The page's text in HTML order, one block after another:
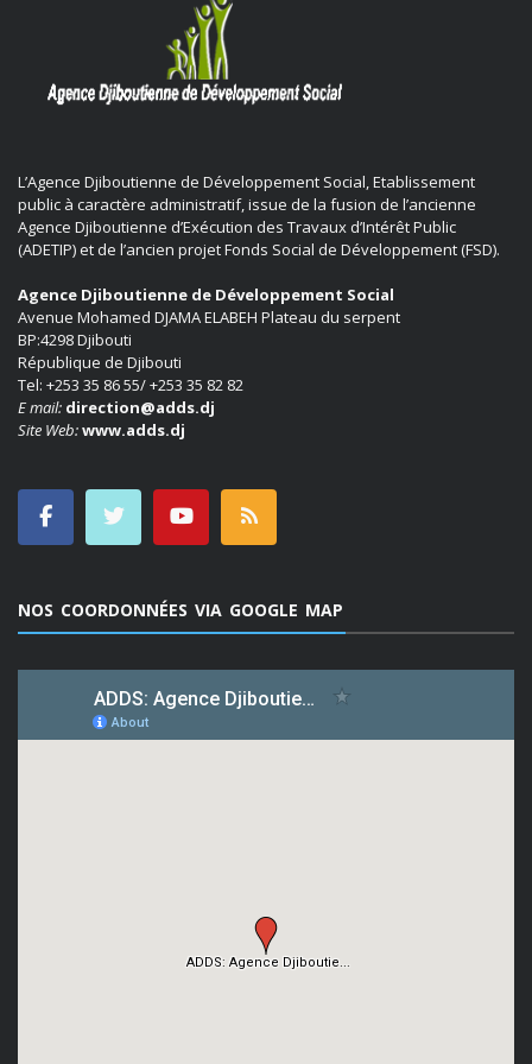
L’Agence Djiboutienne de Développement Social, Etablissement
public à caractère administratif, issue de la fusion de l’ancienne
Agence Djiboutienne d’Exécution des Travaux d’Intérêt Public
(ADETIP) et de l’ancien projet Fonds Social de Développement (FSD).
Agence Djiboutienne de Développement Social
Avenue Mohamed DJAMA ELABEH Plateau du serpent
BP:4298 Djibouti
République de Djibouti
Tel: +253 35 86 55/ +253 35 82 82
E mail: direction@adds.dj
Site Web:www.adds.dj
NOS COORDONNÉES VIA GOOGLE MAP